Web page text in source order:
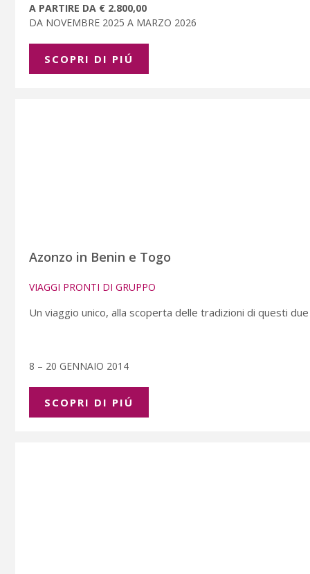
A PARTIRE DA € 2.800,00
DA NOVEMBRE 2025 A MARZO 2026
SCOPRI DI PIÚ
Azonzo in Benin e Togo
VIAGGI PRONTI DI GRUPPO
Un viaggio unico, alla scoperta delle tradizioni di questi
8 – 20 GENNAIO 2014
SCOPRI DI PIÚ